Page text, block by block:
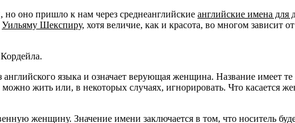
оно пришло к нам через среднеанглийские английские имена для
Уильяму Шекспиру, хотя величие, как и красота, во многом зависит
языка и означает верующая женщина. Название имеет
жить или, в некоторых случаях, игнорировать. Что касается
женщину. Значение имени заключается в том, что носитель